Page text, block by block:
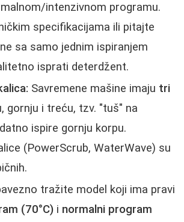
intenzivnom programu.
specifikacijama ili pitajte
sa samo jednim ispiranjem
isprati deterdžent.
Savremene mašine imaju tri
gornju i treću, tzv. "tuš" na
ispire gornju korpu.
(PowerScrub, WaterWave) su
tražite model koji ima pravi
(70°C) i normalni program